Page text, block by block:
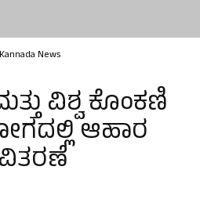
Kannada News
ವಿಶ್ವ ಕೊಂಕಣಿ
ಆಹಾರ